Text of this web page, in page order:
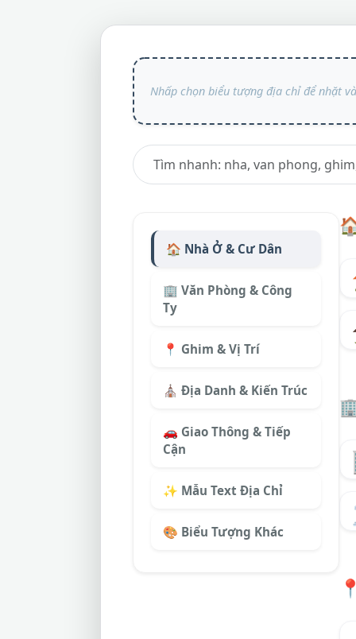
🏠 Nhà Ở & Cư Dân
🏢 Văn Phòng & Công
Ty
📍 Ghim & Vị Trí
⛪ Địa Danh & Kiến Trúc
🚗 Giao Thông & Tiếp
Cận
✨ Mẫu Text Địa Chỉ
🎨 Biểu Tượng Khác